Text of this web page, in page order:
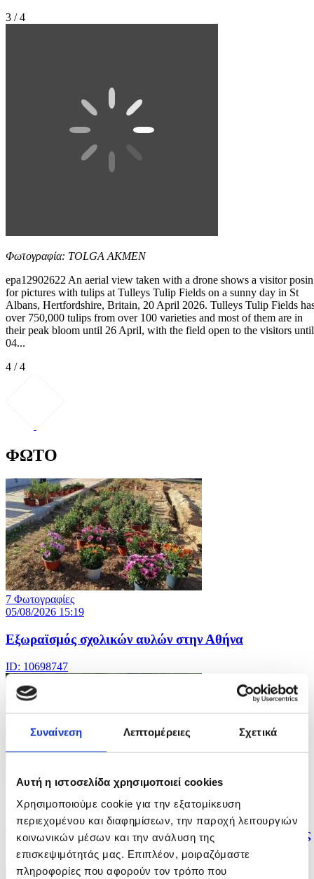
Συναίνεση Λεπτομέρειες Σχετικά
Αυτή η ιστοσελίδα χρησιμοποιεί cookies
Χρησιμοποιούμε cookie για την εξατομίκευση
περιεχομένου και διαφημίσεων, την παροχή λειτουργιών
κοινωνικών μέσων και την ανάλυση της
επισκεψιμότητάς μας. Επιπλέον, μοιραζόμαστε
πληροφορίες που αφορούν τον τρόπο που
3 / 4
Φωτογραφία: TOLGA AKMEN
epa12902622 An aerial view taken with a drone shows a visitor
for pictures with tulips at Tulleys Tulip Fields on a sunny day in St
Albans, Hertfordshire, Britain, 20 April 2026. Tulleys Tulip Fields
over 750,000 tulips from over 100 varieties and most of them are in
their peak bloom until 26 April, with the field open to the visitors until
04...
4 / 4
ΦΩΤΟ
7 Φωτογραφίες
05/08/2026 15:19
Εξωραϊσμός σχολικών αυλών στην Αθήνα
ID: 10698747
05/08/2026 15:17
Έντονες βροχοπτώσεις στην επαρχία Ασάμ της Ινδίας
ID: 10698714